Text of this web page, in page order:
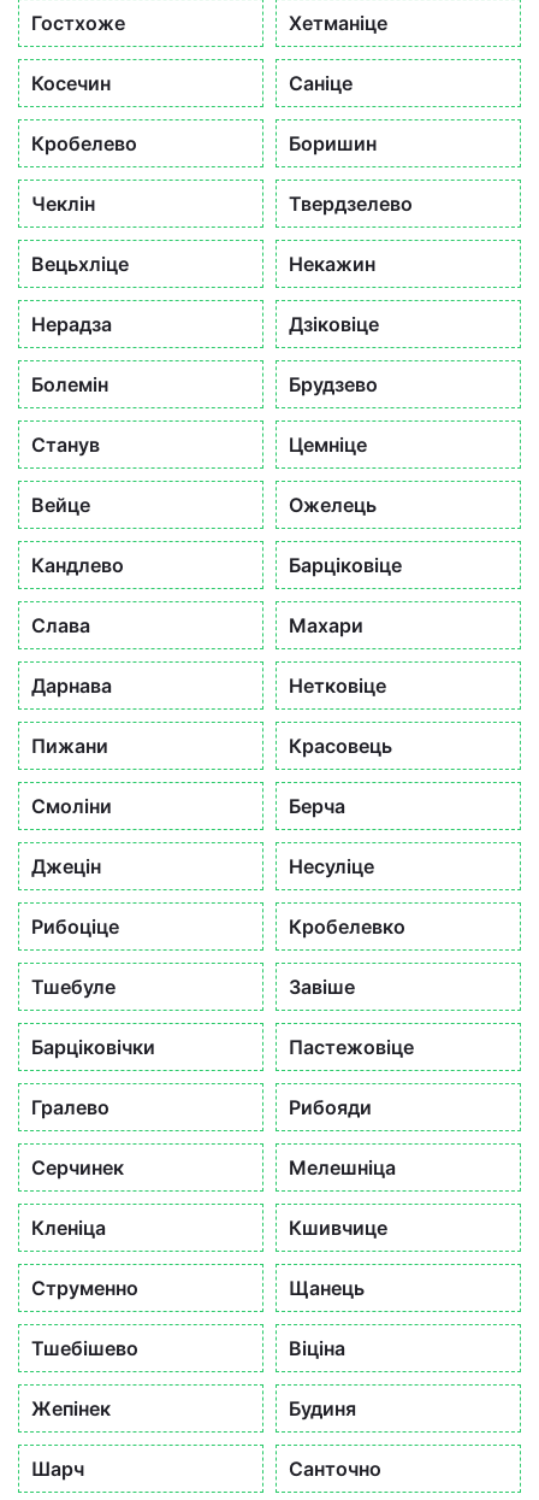
Гостхоже Хетманіце
Косечин Саніце
Кробелево Боришин
Чеклін Твердзелево
Вецьхліце Некажин
Нерадза Дзіковіце
Болемін Брудзево
Станув Цемніце
Вейце Ожелець
Кандлево Барціковіце
Слава Махари
Дарнава Нетковіце
Пижани Красовець
Смоліни Берча
Джецін Несуліце
Рибоціце Кробелевко
Тшебуле Завіше
Барціковічки Пастежовіце
Гралево Рибояди
Серчинек Мелешніца
Кленіца Кшивчице
Струменно Щанець
Тшебішево Віціна
Жепінек Будиня
Шарч Санточно